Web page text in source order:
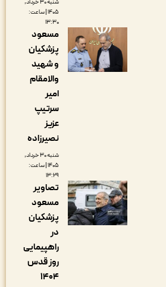
شنبه ۳۰ خرداد,
۱۴۰۵ | ساعت:
مسعود
پزشکیان
و شهید
والامقام
نصیرزاده
شنبه ۳۰ خرداد,
۱۴۰۵ | ساعت:
تصاویر
مسعود
پزشکیان
راهپیمایی
روز قدس